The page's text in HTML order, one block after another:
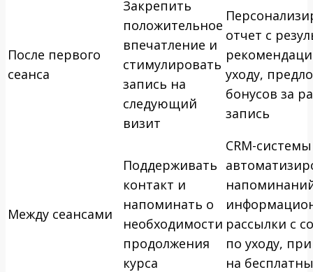
После первого
сеанса
Закрепить
положительное
впечатление и
стимулировать
запись на
следующий
визит
отчет с
уходу,
бонусов за
запись
Между сеансами
Поддерживать
контакт и
напоминать о
необходимости
продолжения
курса
CRM-
рассылки с
по уходу,
на